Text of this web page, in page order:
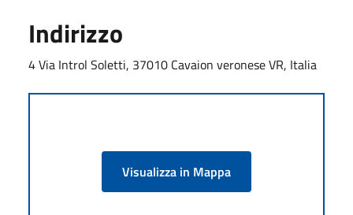
Indirizzo
4 Via Introl Soletti, 37010 Cavaion veronese VR, Italia
Visualizza in Mappa